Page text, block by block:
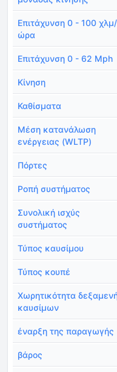
Επιτάχυνση 0 - 100 χλμ/
ώρα
Επιτάχυνση 0 - 62 Mph
Κίνηση
Καθίσματα
Μέση κατανάλωση
ενέργειας (WLTP)
Πόρτες
Ροπή συστήματος
Συνολική ισχύς
συστήματος
Τύπος καυσίμου
Τύπος κουπέ
Χωρητικότητα
καυσίμων
έναρξη της παραγωγής
βάρος